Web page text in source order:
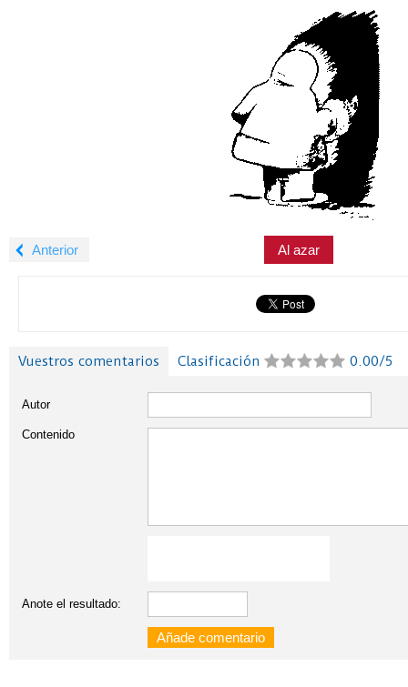
Anterior Al azar
Vuestros comentarios Clasificación 0.00/5
Autor
Contenido
Anote el resultado: